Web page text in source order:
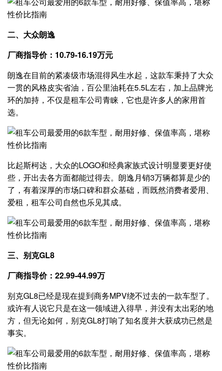
二、大众朗逸
厂商指导价：10.79-16.19万元
朗逸在目前的紧凑级市场混得风生水起，这款车秉持了大众
一贯的风格皮实省油，百公里油耗在5.5L左右，加上品牌光
环的加持，不仅是租车公司青睐，它也是许多人的家用首
选。
比起斯柯达，大众的LOGO和经典家族式设计明显要更好使
些，开出去各方面都能过得去。朗逸月销3万辆都算是少的
了，有着深厚的市场口碑和群众基础，而既然消费者爱用、
爱租，租车公司自然也乐见其成。
三、别克GL8
厂商指导价：22.99-44.99万
别克GL8已经是现在提到商务MPV绕不过去的一款车型了。
或许有人说它只是在这一领域进入得早，并没有太出彩的地
方，但无论如何，别克GL8打响了知名度并大获成功已然是
事实。